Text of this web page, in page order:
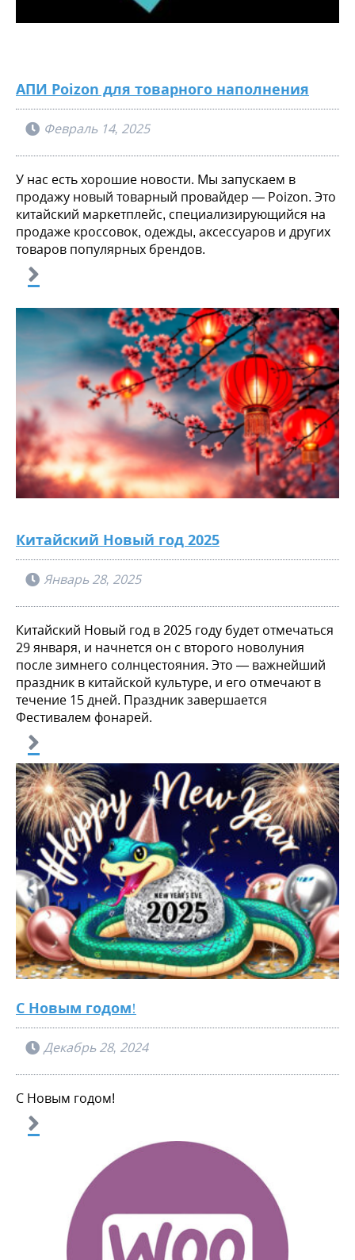
АПИ Poizon для товарного наполнения
Февраль 14, 2025
У нас есть хорошие новости. Мы запускаем в
продажу новый товарный провайдер — Poizon. Это
китайский маркетплейс, специализирующийся на
продаже кроссовок, одежды, аксессуаров и других
товаров популярных брендов.
Китайский Новый год 2025
Январь 28, 2025
Китайский Новый год в 2025 году будет отмечаться
29 января, и начнется он с второго новолуния
после зимнего солнцестояния. Это — важнейший
праздник в китайской культуре, и его отмечают в
течение 15 дней. Праздник завершается
Фестивалем фонарей.
С Новым годом!
Декабрь 28, 2024
С Новым годом!